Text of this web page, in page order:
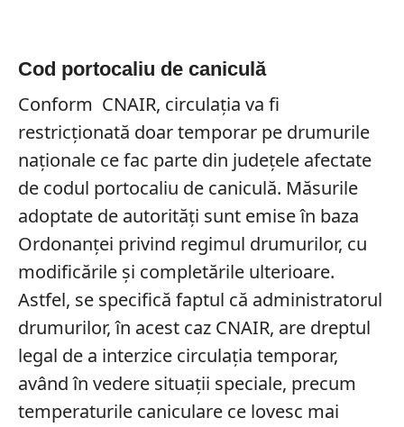
Cod portocaliu de caniculă
Conform CNAIR, circulația va fi
restricționată doar temporar pe drumurile
naționale ce fac parte din județele afectate
de codul portocaliu de caniculă. Măsurile
adoptate de autorități sunt emise în baza
Ordonanţei privind regimul drumurilor, cu
modificările şi completările ulterioare.
Astfel, se specifică faptul că administratorul
drumurilor, în acest caz CNAIR, are dreptul
legal de a interzice circulația temporar,
având în vedere situații speciale, precum
temperaturile caniculare ce lovesc mai